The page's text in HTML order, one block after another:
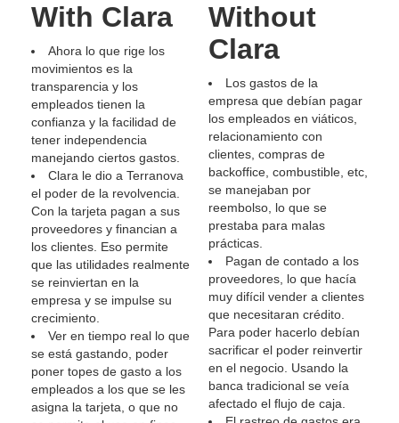
With Clara
Ahora lo que rige los
movimientos es la
transparencia y los
empleados tienen la
confianza y la facilidad de
tener independencia
manejando ciertos gastos.
Clara le dio a Terranova
el poder de la revolvencia.
Con la tarjeta pagan a sus
proveedores y financian a
los clientes. Eso permite
que las utilidades realmente
se reinviertan en la
empresa y se impulse su
crecimiento.
Ver en tiempo real lo que
se está gastando, poder
poner topes de gasto a los
empleados a los que se les
asigna la tarjeta, o que no
Without
Clara
Los gastos de la
empresa que debían pagar
los empleados en viáticos,
relacionamiento con
clientes, compras de
backoffice, combustible, etc,
se manejaban por
reembolso, lo que se
prestaba para malas
prácticas.
Pagan de contado a los
proveedores, lo que hacía
muy difícil vender a clientes
que necesitaran crédito.
Para poder hacerlo debían
sacrificar el poder reinvertir
en el negocio. Usando la
banca tradicional se veía
afectado el flujo de caja.